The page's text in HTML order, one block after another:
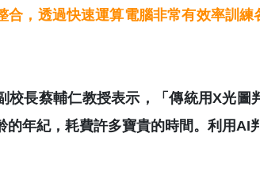
合，透過快速運算電腦非常有效率訓
校長蔡輔仁教授表示，「傳統用X光圖
的年紀，耗費許多寶貴的時間。利用AI